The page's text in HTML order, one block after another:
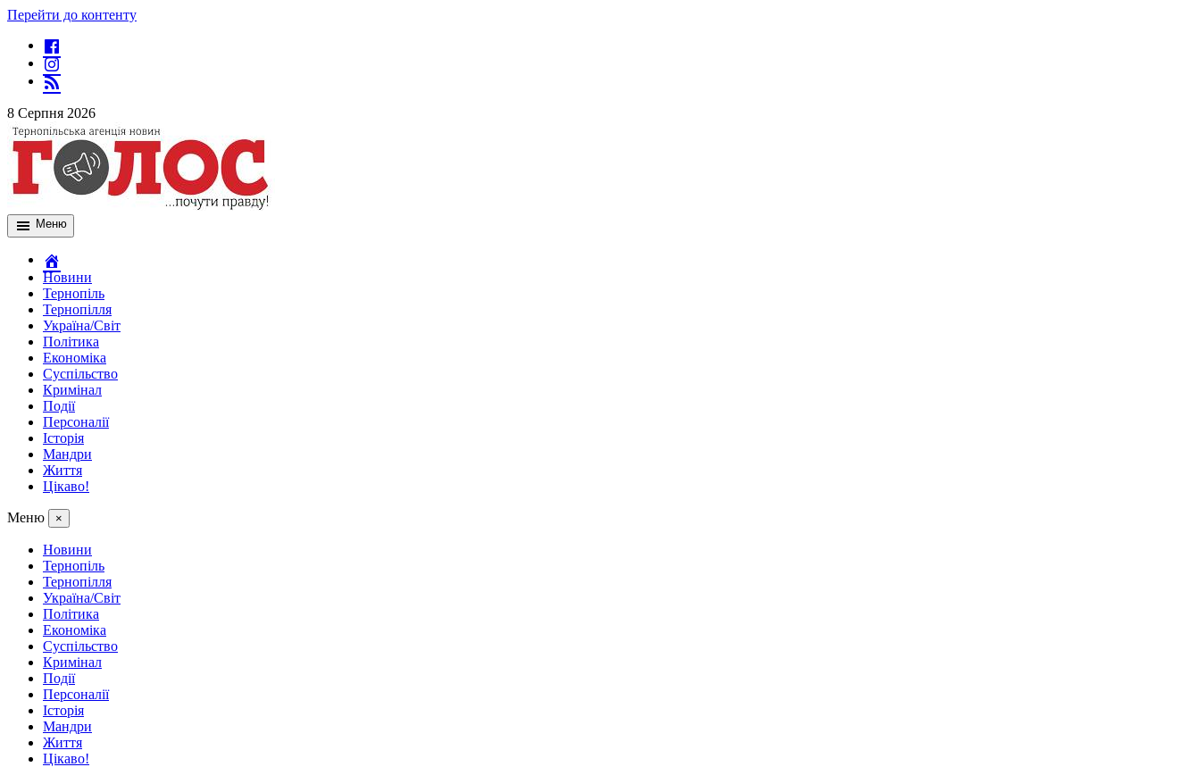
Перейти до контенту
8 Серпня 2026
Меню
Новини
Тернопіль
Тернопілля
Україна/Світ
Політика
Економіка
Суспільство
Кримінал
Події
Персоналії
Історія
Мандри
Життя
Цікаво!
Меню ×
Новини
Тернопіль
Тернопілля
Україна/Світ
Політика
Економіка
Суспільство
Кримінал
Події
Персоналії
Історія
Мандри
Життя
Цікаво!